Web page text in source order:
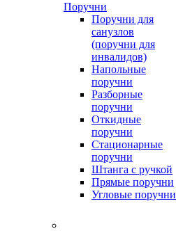
Поручни
Поручни для
санузлов
(поручни для
инвалидов)
Напольные
поручни
Разборные
поручни
Откидные
поручни
Стационарные
поручни
Штанга с ручкой
Прямые поручни
Угловые поручни